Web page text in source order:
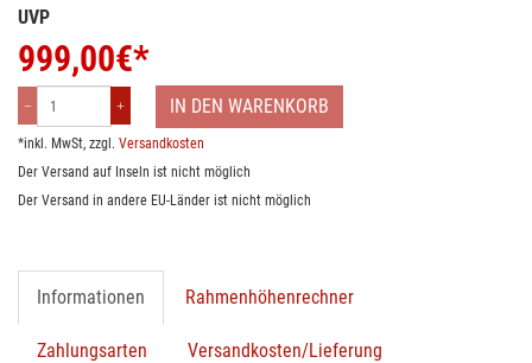
UVP
999,00€*
IN DEN WARENKORB
*inkl. MwSt, zzgl. Versandkosten
Der Versand auf Inseln ist nicht möglich
Der Versand in andere EU-Länder ist nicht möglich
Informationen Rahmenhöhenrechner
Zahlungsarten Versandkosten/Lieferung